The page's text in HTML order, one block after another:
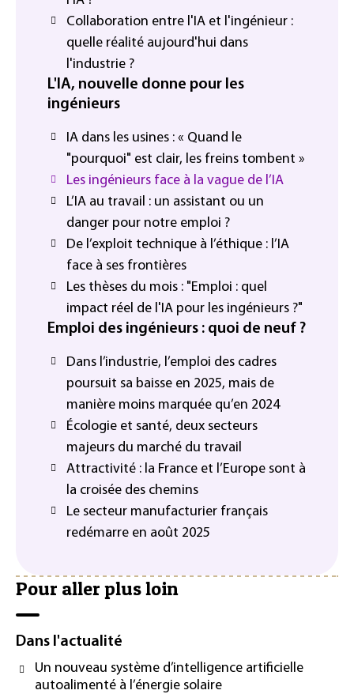
Collaboration entre l'IA et l'ingénieur :
quelle réalité aujourd'hui dans
l'industrie ?
L'IA, nouvelle donne pour les
ingénieurs
IA dans les usines : « Quand le
"pourquoi" est clair, les freins tombent »
Les ingénieurs face à la vague de l’IA
L’IA au travail : un assistant ou un
danger pour notre emploi ?
De l’exploit technique à l’éthique : l’IA
face à ses frontières
Les thèses du mois : "Emploi : quel
impact réel de l'IA pour les ingénieurs ?"
Emploi des ingénieurs : quoi de neuf ?
Dans l’industrie, l’emploi des cadres
poursuit sa baisse en 2025, mais de
manière moins marquée qu’en 2024
Écologie et santé, deux secteurs
majeurs du marché du travail
Attractivité : la France et l’Europe sont à
la croisée des chemins
Le secteur manufacturier français
redémarre en août 2025
Pour aller plus loin
Dans l'actualité
Un nouveau système d’intelligence artificielle
autoalimenté à l’énergie solaire